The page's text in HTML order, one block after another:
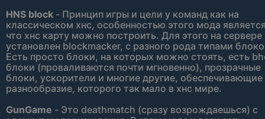
HNS block - Принцип игры и цели у команд как на
классическом хнс, особенностью этого мода
что хнс карту можно построить. Для этого на сервере
установлен blockmacker, с разного рода типами
Есть просто блоки, на которых можно стоять, есть
блоки (проваливаются почти мгновенно), прозрачные
блоки, ускорители и многие другие, обеспечивающие
разнообразие, которого так мало в хнс мире.
GunGame - Это deathmatch (сразу возрождаешься) с